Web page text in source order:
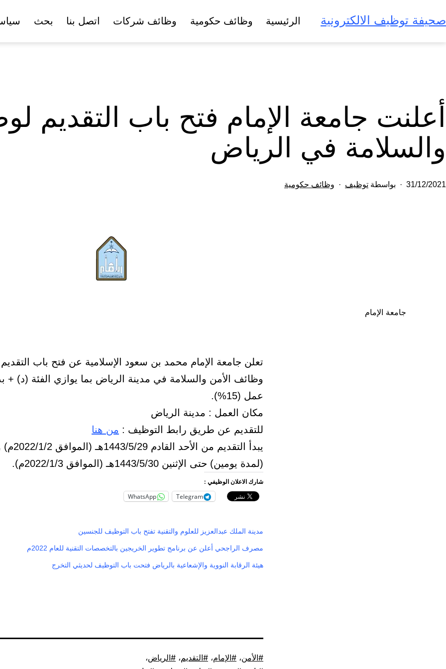
إلى
المحتوى
صحيفة توظيف الالكترونية الرئيسية وظائف حكومية وظائف شركات اتصل بنا بحث
أعلنت جامعة الإمام فتح باب التقديم
والسلامة في الرياض
تم
31/12/2021 بواسطة توظيف وظائف حكومية
جامعة الإمام
تعلن جامعة الإمام محمد بن سعود الإسلامية عن فتح باب
وظائف الأمن والسلامة في مدينة الرياض بما يوازي الفئة (د) +
عمل (15%).
مكان العمل : مدينة الرياض
للتقديم عن طريق رابط التوظيف : من هنا
يبدأ التقديم من
(لمدة يومين) حتى الإثنين 1443/5/30هـ (الموافق 2022/1/3م).
شارك الاعلان الوظيفي :
Telegram
WhatsApp
مدينة الملك عبدالعزيز للعلوم والتقنية تفتح باب التوظيف للجنسين
مصرف الراجحي أعلن عن برنامج تطوير الخريجين بالتخصصات التقنية للعام 2022م
هيئة الرقابة النووية والإشعاعية بالرياض فتحت باب التوظيف لحديثي التخرج
موسوم
الأمن، الإمام، التقديم، الرياض،